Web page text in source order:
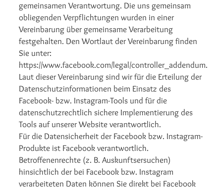
gemeinsamen Verantwortung. Die uns gemeinsam
obliegenden Verpflichtungen wurden in einer
Vereinbarung über gemeinsame Verarbeitung
festgehalten. Den Wortlaut der Vereinbarung finden
Sie unter:
https://www.facebook.com/legal/controller_addendum.
Laut dieser Vereinbarung sind wir für die Erteilung der
Datenschutzinformationen beim Einsatz des
Facebook- bzw. Instagram-Tools und für die
datenschutzrechtlich sichere Implementierung des
Tools auf unserer Website verantwortlich.
Für die Datensicherheit der Facebook bzw. Instagram-
Produkte ist Facebook verantwortlich.
Betroffenenrechte (z. B. Auskunftsersuchen)
hinsichtlich der bei Facebook bzw. Instagram
verarbeiteten Daten können Sie direkt bei Facebook